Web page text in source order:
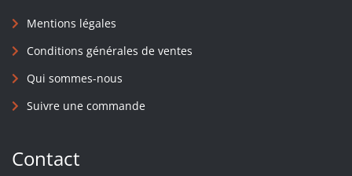
Mentions légales
Conditions générales de ventes
Qui sommes-nous
Suivre une commande
Contact